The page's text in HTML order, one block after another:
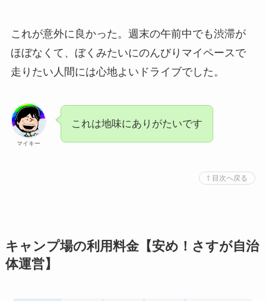
これが意外に良かった。週末の午前中でも渋滞が
ほぼなくて、ぼくみたいにのんびりマイペースで
走りたい人間には心地よいドライブでした。
マイキー
これは地味にありがたいです
⇧ 目次へ戻る
キャンプ場の利用料金【安め！さすが自治
体運営】